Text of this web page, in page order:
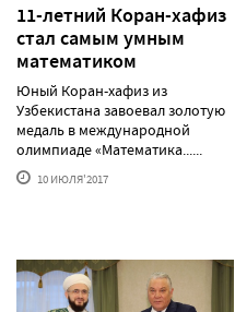
11-летний Коран-хафиз
стал самым умным
математиком
Юный Коран-хафиз из
Узбекистана завоевал золотую
медаль в международной
олимпиаде «Математика......
10 ИЮЛЯ'2017